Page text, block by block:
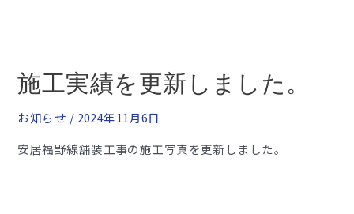
施工実績を更新しました。
お知らせ / 2024年11月6日
安居福野線舗装工事の施工写真を更新しました。